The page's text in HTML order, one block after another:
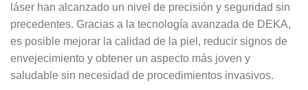
láser han alcanzado un nivel de precisión y seguridad sin
precedentes. Gracias a la tecnología avanzada de DEKA,
es posible mejorar la calidad de la piel, reducir signos de
envejecimiento y obtener un aspecto más joven y
saludable sin necesidad de procedimientos invasivos.